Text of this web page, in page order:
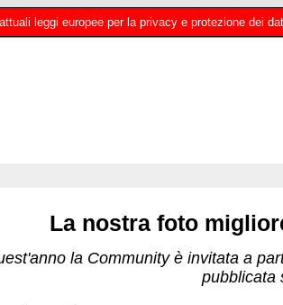
leggi europee per la privacy e protezione dei
La nostra foto
la Community è invitata a
pubblicata